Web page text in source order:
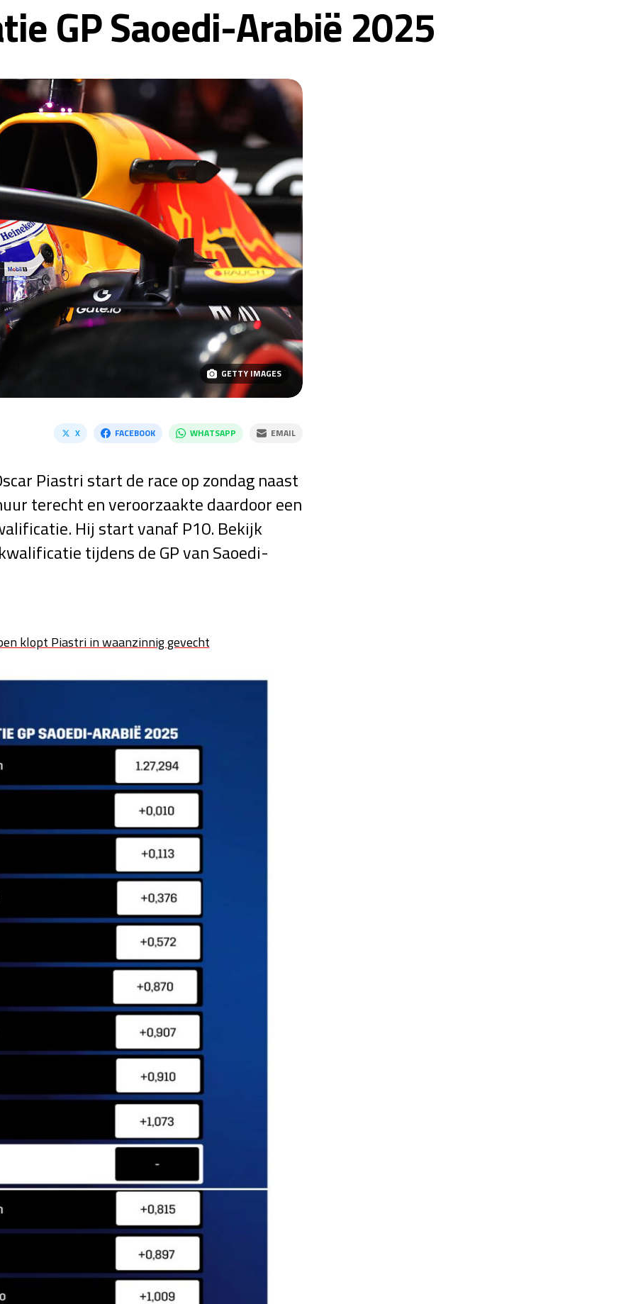
GP Saoedi-Arabië 2025
GETTY IMAGES
X FACEBOOK WHATSAPP EMAIL
Piastri start de race op zondag naast
terecht en veroorzaakte daardoor een
Hij start vanaf P10. Bekijk
tijdens de GP van Saoedi-
klopt Piastri in waanzinnig gevecht